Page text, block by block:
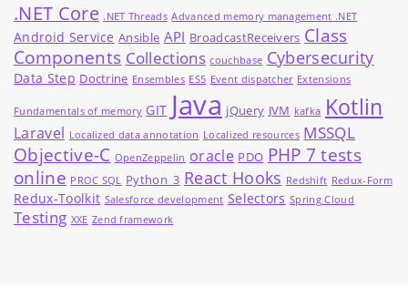
.NET Core .NET Threads Advanced memory management .NET
Android Service Ansible API BroadcastReceivers Class
Components Collections couchbase Cybersecurity
Data Step Doctrine Ensembles ES5 Event dispatcher Extensions
Fundamentals of memory GIT Java jQuery JVM kafka Kotlin
Laravel Localized data annotation Localized resources MSSQL
Objective-C OpenZeppelin oracle PDO PHP 7 tests
online PROC SQL Python_3 React Hooks Redshift Redux-Form
Redux-Toolkit Salesforce development Selectors Spring Cloud
Testing XXE Zend framework